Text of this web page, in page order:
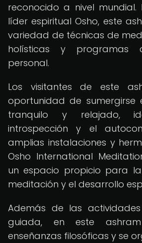
reconocido a nivel
líder espiritual Osho, este
variedad de técnicas de
holísticas y programas
personal.
Los visitantes de este
oportunidad de sumergirse
tranquilo y relajado,
introspección y el
amplias instalaciones y
Osho International
un espacio propicio para
meditación y el desarrollo
Además de las
guiada, en este
enseñanzas filosóficas y se